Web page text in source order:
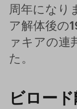
周年になり
ア解体後の
ァキアの連
た。
ビロー